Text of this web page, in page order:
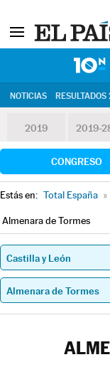
NOTICIAS
2019 2019-
CONGRESO
Estás en: Total España »
Almenara de Tormes